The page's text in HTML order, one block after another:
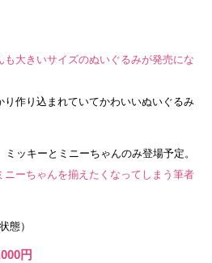
も大きいサイズのぬいぐるみが発売にな
り作り込まれていてかわいいぬいぐるみ
ッキーとミニーちゃんのみ登場予定。
ーちゃんを揃えたくなってしまう筆者
態）
円